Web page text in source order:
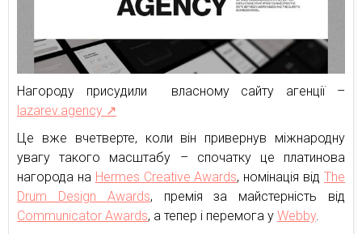
Нагороду присудили власному сайту агенції –
lazarev.agency ↗
Це вже вчетверте, коли він привернув міжнародну
увагу такого масштабу – спочатку це платинова
нагорода на Hermes Creative Awards, номінація відThe
Drum Design Awards, премія за майстерність від
Сommunicator Awards, а тепер і перемога у Webby.